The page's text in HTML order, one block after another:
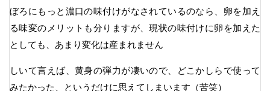
ぼろにもっと濃口の味付けがなされているのなら、卵を加え
る味変のメリットも分りますが、現状の味付けに卵を加えた
としても、あまり変化は産まれません
しいて言えば、黄身の弾力が凄いので、どこかしらで使って
みたかった、というだけに思えてしまいます（苦笑）